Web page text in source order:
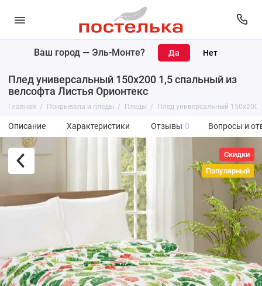
Ваш город — Эль-Монте?
Плед универсальный 150х200 1,5 спальный из
велсофта Листья Орионтекс
Главная Покрывала и пледы Пледы Плед универсальный 150х200
Описание Характеристики Отзывы 0 Вопросы и
Скидки
Популярный